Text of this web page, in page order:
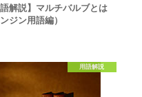
語解説】マルチバルブとは
ンジン用語編）
用語解説